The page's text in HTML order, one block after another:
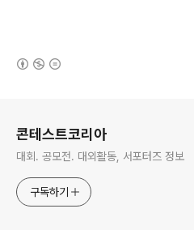
콘테스트코리아
대회. 공모전. 대외활동, 서포터즈 정보
구독하기